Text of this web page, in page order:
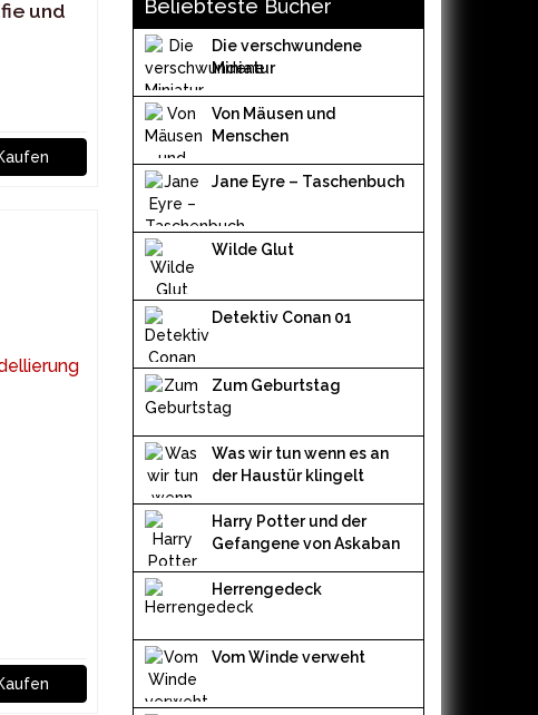
und
Beliebteste Bücher
Die verschwundene
Miniatur
Von Mäusen und
Menschen
Jane Eyre – Taschenbuch
Wilde Glut
Detektiv Conan 01
Zum Geburtstag
Was wir tun wenn es an
der Haustür klingelt
Harry Potter und der
Gefangene von Askaban
Herrengedeck
Vom Winde verweht